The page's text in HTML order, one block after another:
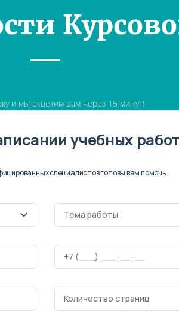
и мы ответим вам через 15 минут!
учебных
специалистов готовы вам помочь